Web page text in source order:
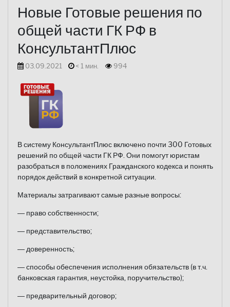
Новые Готовые решения по
общей части ГК РФ в
КонсультантПлюс
03.09.2021 < 1 мин. 994
В систему КонсультантПлюс включено почти 300 Готовых
решений по общей части ГК РФ. Они помогут юристам
разобраться в положениях Гражданского кодекса и понять
порядок действий в конкретной ситуации.
Материалы затрагивают самые разные вопросы:
— право собственности;
— представительство;
— доверенность;
— способы обеспечения исполнения обязательств (в т.ч.
банковская гарантия, неустойка, поручительство);
— предварительный договор;